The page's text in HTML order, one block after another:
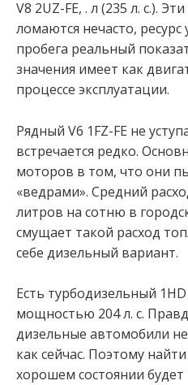
V8 2UZ-FE, . л (235 л. с.).
ломаются нечасто,
пробега реальный
значения имеет как
процессе эксплуатации.
Рядный V6 1FZ-FE не
встречается редко.
моторов в том, что они
«ведрами». Средний
литров на сотню в
смущает такой расход
себе дизельный вариант.
Есть турбодизельный
мощностью 204 л. с.
дизельные автомобили
как сейчас. Поэтому
хорошем состоянии будет